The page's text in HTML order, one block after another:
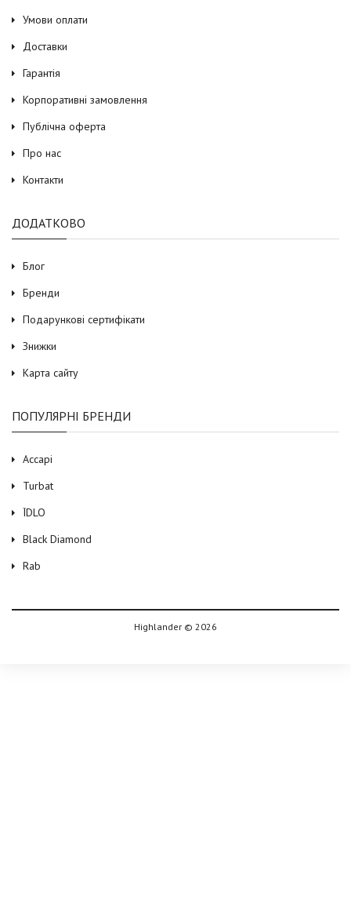
Умови оплати
Доставки
Гарантія
Корпоративні замовлення
Публічна оферта
Про нас
Контакти
ДОДАТКОВО
Блог
Бренди
Подарункові сертифікати
Знижки
Карта сайту
ПОПУЛЯРНІ БРЕНДИ
Accapi
Turbat
ЇDLO
Black Diamond
Rab
Highlander © 2026